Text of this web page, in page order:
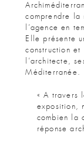
comprendre la
l’agence en
Elle présente
construction
l’architecte,
Méditerranée.
« A travers
exposition,
combien la
réponse